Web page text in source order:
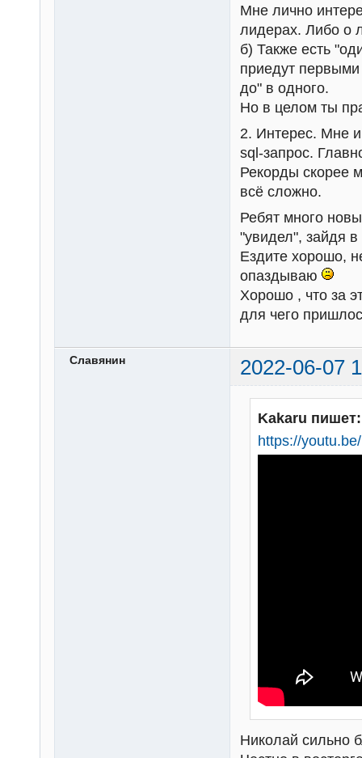
Мне лично
лидерах. Либо о
б) Также есть
приедут
до" в одного.
Но в целом ты
2. Интерес. Мне
sql-запрос.
Рекорды скорее
всё сложно.
Ребят много
"увидел", зайдя в
Ездите хорошо,
опаздываю
Хорошо , что за
для чего
Славянин 2022-06-07
Kakaru пишет:
https://
Николай сильно